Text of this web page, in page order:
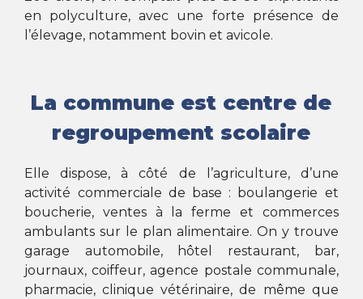
en polyculture, avec une forte présence de
l’élevage, notamment bovin et avicole.
La commune est centre de
regroupement scolaire
Elle dispose, à côté de l’agriculture, d’une
activité commerciale de base : boulangerie et
boucherie, ventes à la ferme et commerces
ambulants sur le plan alimentaire. On y trouve
garage automobile, hôtel restaurant, bar,
journaux, coiffeur, agence postale communale,
pharmacie, clinique vétérinaire, de même que